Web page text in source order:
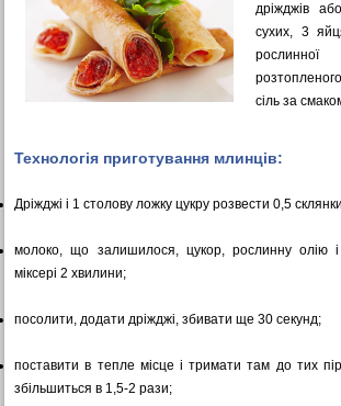
дріжджів
сухих, 3
сіль за
Технологія приготування млинців:
Дріжджі і 1 столову ложку цукру розвести 0,5
молоко, що залишилося, цукор, рослинну олію
міксері 2 хвилини;
посолити, додати дріжджі, збивати ще 30 секунд;
поставити в тепле місце і тримати там до тих
збільшиться в 1,5-2 рази;